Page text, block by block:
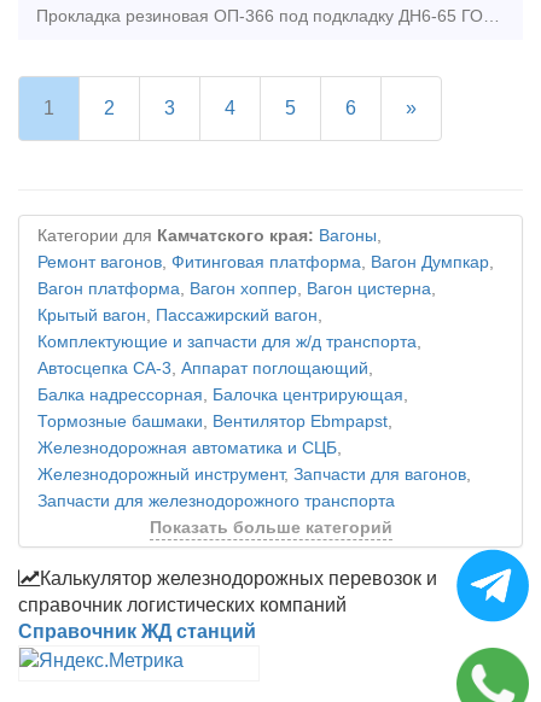
Прокладка резиновая ОП-366 под подкладку ДН6-65 ГОСТ Р 56291-2014,из наличия. ТУ 2539-161-01124323-2003 Прокладка резиновая ОП-366 под подкладку применяется в качестве амортизатора между шпалой дере
1 2 3 4 5 6 »
Категории для Камчатского края: Вагоны,
Ремонт вагонов, Фитинговая платформа, Вагон Думпкар,
Вагон платформа, Вагон хоппер, Вагон цистерна,
Крытый вагон, Пассажирский вагон,
Комплектующие и запчасти для ж/д транспорта,
Автосцепка СА-3, Аппарат поглощающий,
Балка надрессорная, Балочка центрирующая,
Тормозные башмаки, Вентилятор Ebmpapst,
Железнодорожная автоматика и СЦБ,
Железнодорожный инструмент, Запчасти для вагонов,
Запчасти для железнодорожного транспорта
Показать больше категорий
Калькулятор железнодорожных перевозок и
справочник логистических компаний
Справочник ЖД станций